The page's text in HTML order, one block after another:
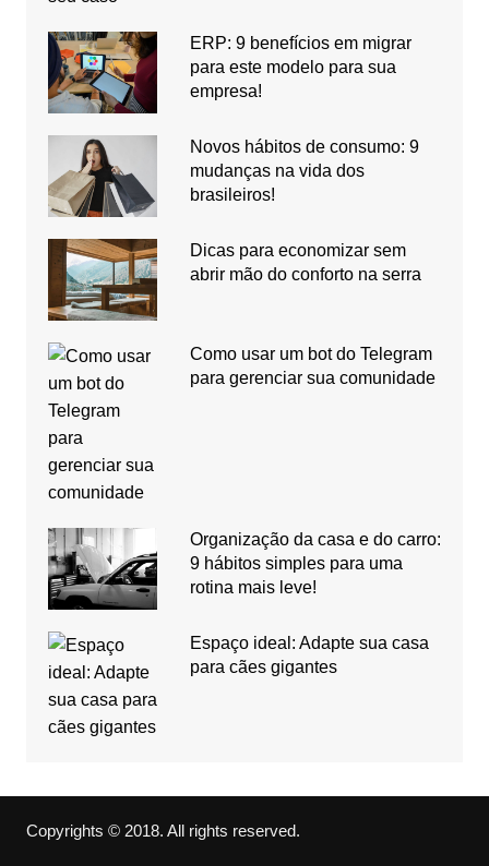
ERP: 9 benefícios em migrar
para este modelo para sua
empresa!
Novos hábitos de consumo: 9
mudanças na vida dos
brasileiros!
Dicas para economizar sem
abrir mão do conforto na serra
Como usar um bot do Telegram
para gerenciar sua comunidade
Organização da casa e do carro:
9 hábitos simples para uma
rotina mais leve!
Espaço ideal: Adapte sua casa
para cães gigantes
Copyrights © 2018. All rights reserved.